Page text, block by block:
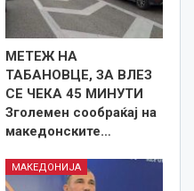
МЕТЕЖ НА
ТАБАНОВЦЕ, ЗА ВЛЕЗ
СЕ ЧЕКА 45 МИНУТИ
Зголемен сообраќај на
македонските…
МАКЕДОНИЈА